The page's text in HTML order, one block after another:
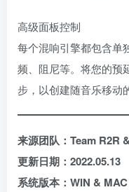
高级面板控制
每个混响引擎都包含单
频、阻尼等。将您的预
步，以创建随音乐移动
来源团队：Team R2R
更新日期：2022.05.13
系统版本：WIN & MAC